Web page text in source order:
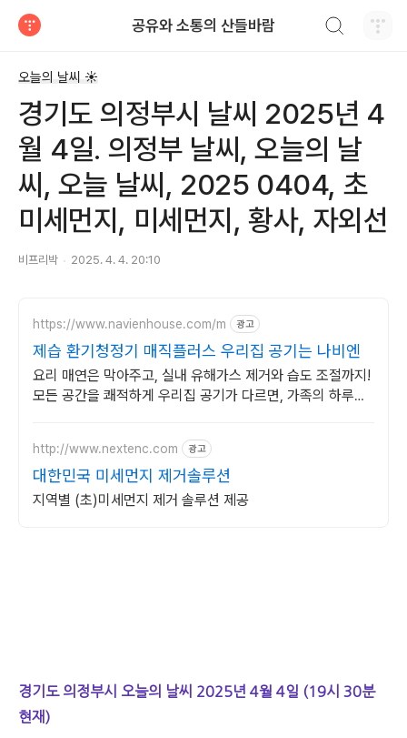
공유와 소통의 산들바람
오늘의 날씨 ☀
경기도 의정부시 날씨 2025년 4
월 4일. 의정부 날씨, 오늘의 날
씨, 오늘 날씨, 2025 0404, 초
미세먼지, 미세먼지, 황사, 자외선
비프리박 2025. 4. 4. 20:10
https://www.navienhouse.com/m 광고
제습 환기청정기 매직플러스 우리집 공기는 나비엔
요리 매연은 막아주고, 실내 유해가스 제거와 습도 조절까지!
모든 공간을 쾌적하게 우리집 공기가 다르면, 가족의 하루도
http://www.nextenc.com 광고
대한민국 미세먼지 제거솔루션
지역별 (초)미세먼지 제거 솔루션 제공
경기도 의정부시 오늘의 날씨 2025년 4월 4일 (19시 30분
현재)